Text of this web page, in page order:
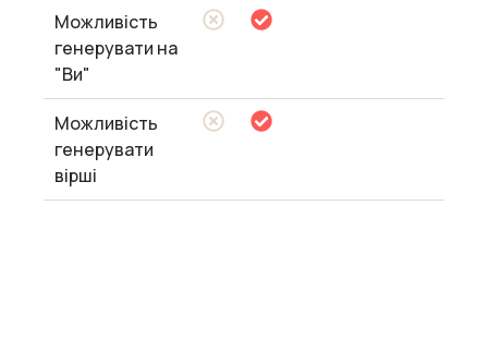
Можливість
генерувати на
"Ви"
Можливість
генерувати
вірші